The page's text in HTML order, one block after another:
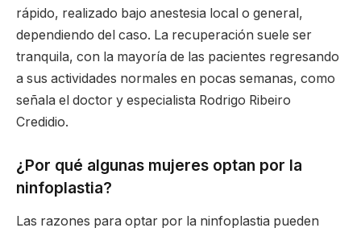
rápido, realizado bajo anestesia local o general,
dependiendo del caso. La recuperación suele ser
tranquila, con la mayoría de las pacientes regresando
a sus actividades normales en pocas semanas, como
señala el doctor y especialista Rodrigo Ribeiro
Credidio.
¿Por qué algunas mujeres optan por la
ninfoplastia?
Las razones para optar por la ninfoplastia pueden